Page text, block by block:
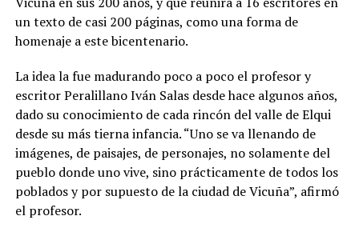
un texto de casi 200 páginas, como una forma de
homenaje a este bicentenario.
La idea la fue madurando poco a poco el profesor y
escritor Peralillano Iván Salas desde hace algunos años,
dado su conocimiento de cada rincón del valle de Elqui
desde su más tierna infancia. “Uno se va llenando de
imágenes, de paisajes, de personajes, no solamente del
pueblo donde uno vive, sino prácticamente de todos los
poblados y por supuesto de la ciudad de Vicuña”, afirmó
el profesor.